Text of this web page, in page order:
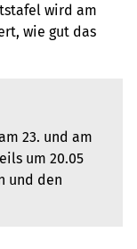
wird am
wie gut das
23. und am
um 20.05
und den